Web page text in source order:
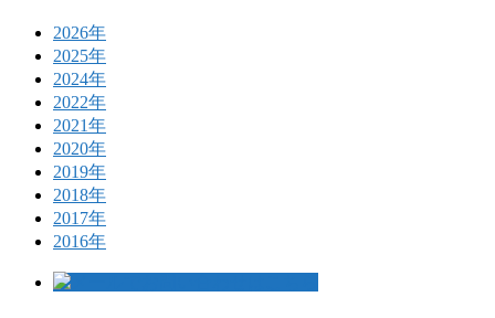
2026年
2025年
2024年
2022年
2021年
2020年
2019年
2018年
2017年
2016年